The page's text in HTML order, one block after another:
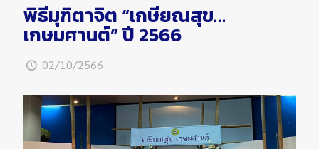
พิธีมุฑิตาจิต “เกษียณสุข…
เกษมศานต์” ปี 2566
02/10/2566